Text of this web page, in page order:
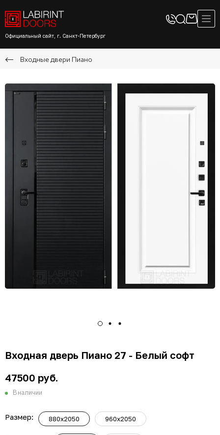
Официальный сайт, г. Санкт-Петербург
Входные двери Пиано
Входная дверь Пиано 27 - Белый софт
47500 руб.
В наличии
Размер: 880x2050 960x2050